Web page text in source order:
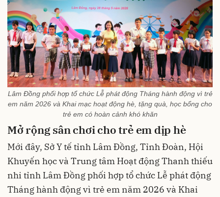
Lâm Đồng phối hợp tổ chức Lễ phát động Tháng hành động vì trẻ
em năm 2026 và Khai mạc hoạt động hè, tặng quà, học bổng cho
trẻ em có hoàn cảnh khó khăn
Mở rộng sân chơi cho trẻ em dịp hè
Mới đây, Sở Y tế tỉnh Lâm Đồng, Tỉnh Đoàn, Hội
Khuyến học và Trung tâm Hoạt động Thanh thiếu
nhi tỉnh Lâm Đồng phối hợp tổ chức Lễ phát động
Tháng hành động vì trẻ em năm 2026 và Khai